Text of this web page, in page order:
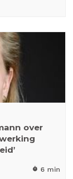
over
timer 6 min